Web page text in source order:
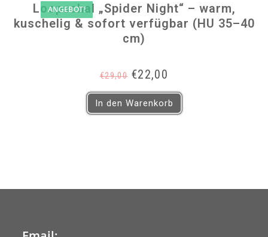
ANGEBOT!
Loopschal „Spider Night“ – warm,
kuschelig & sofort verfügbar (HU 35–40
cm)
€29,00 Ursprünglicher
Preis
war:
€29,00
€22,00
ist:
€22,00.
In den Warenkorb